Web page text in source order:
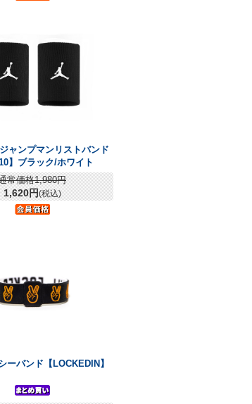
ャンプマンリストバンド
】ブラック/ホワイト
常価格1,980円
1,620円(税込)
ーバンド【LOCKEDIN】